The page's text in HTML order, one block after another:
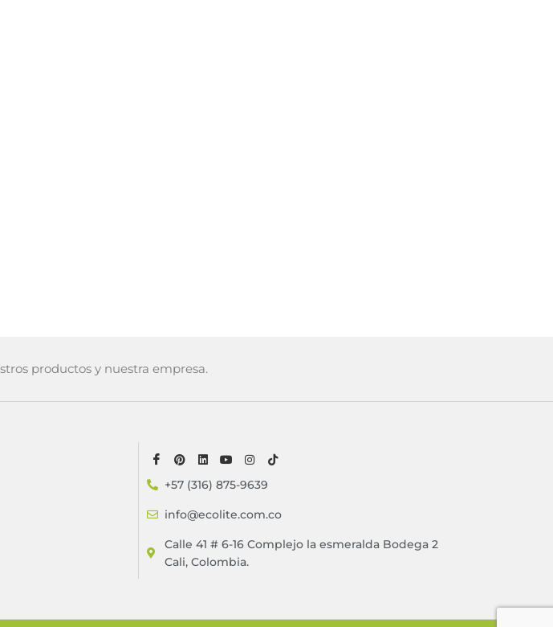
productos y nuestra empresa.
+57 (316) 875-9639
info@ecolite.com.co
Calle 41 # 6-16 Complejo la esmeralda Bodega 2
Cali, Colombia.